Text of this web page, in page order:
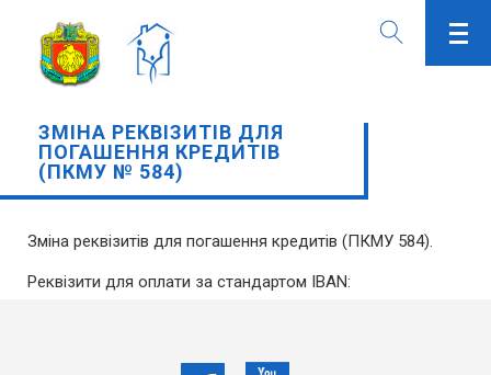
ЗМІНА РЕКВІЗИТІВ ДЛЯ
ПОГАШЕННЯ КРЕДИТІВ
(ПКМУ № 584)
Зміна реквізитів для погашення кредитів (ПКМУ 584).
Реквізити для оплати за стандартом IBAN:
Код ЄДРПОУ:20033504